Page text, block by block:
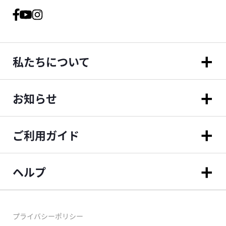
私たちについて
お知らせ
ご利用ガイド
ヘルプ
プライバシーポリシー